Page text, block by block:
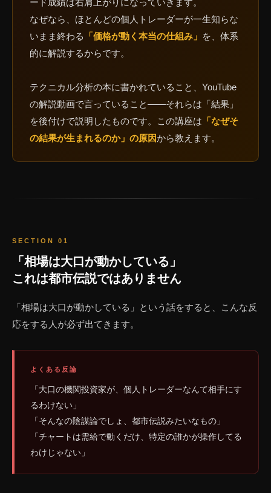
ード成績は右肩上がりになっていきます。
なぜなら、ほとんどの個人トレーダーが一生知らな
いまま終わる
「価格が動く本当の仕組み」 を、体系
的に解説するからです。
テクニカル分析の本に書かれていること、YouTube
の解説動画で言っていること——それらは「結果」
を後付けで説明したものです。この講座は 「なぜそ
の結果が生まれるのか」の原因から教えます。
SECTION 01
「相場は大口が動かしている」
これは都市伝説ではありません
「相場は大口が動かしている」という話をすると、こんな反
応をする人が必ず出てきます。
よくある反論
「大口の機関投資家が、個人トレーダーなんて相手にす
るわけない」
「そんなの陰謀論でしょ、都市伝説みたいなもの」
「チャートは需給で動くだけ、特定の誰かが操作してる
わけじゃない」